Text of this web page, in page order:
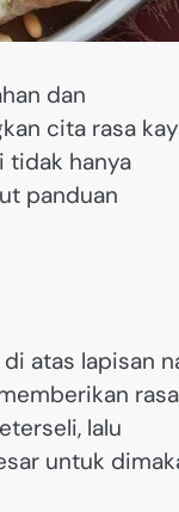
dan
cita rasa
tidak hanya
panduan
atas lapisan
rasa
lalu
untuk